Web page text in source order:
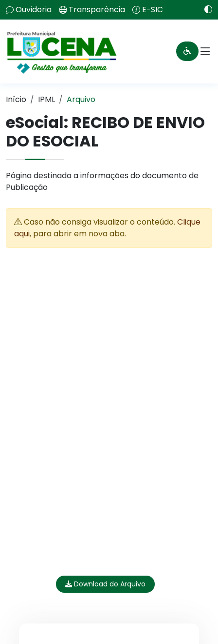
Ouvidoria Transparência E-SIC
Início IPML Arquivo
eSocial: RECIBO DE ENVIO
DO ESOCIAL
Página destinada a informações do documento de
Publicação
Caso não consiga visualizar o conteúdo. Clique
aqui, para abrir em nova aba.
Download do Arquivo